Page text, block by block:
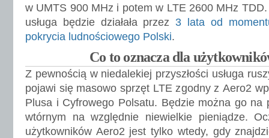
w UMTS 900 MHz i potem w LTE 2600 MHz
usługa będzie działała przez 3 lata od
pokrycia ludnościowego Polski.
Co to oznacza dla
Z pewnością w niedalekiej przyszłości usługa
pojawi się masowo sprzęt LTE zgodny z Aero2
Plusa i Cyfrowego Polsatu. Będzie można go na
wtórnym na względnie niewielkie pieniądze.
użytkowników Aero2 jest tylko wtedy, gdy